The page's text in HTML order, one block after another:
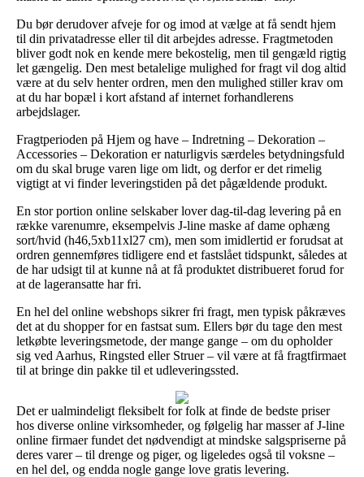
Du bør derudover afveje for og imod at vælge at få sendt hjem
til din privatadresse eller til dit arbejdes adresse. Fragtmetoden
bliver godt nok en kende mere bekostelig, men til gengæld rigtig
let gængelig. Den mest betalelige mulighed for fragt vil dog altid
være at du selv henter ordren, men den mulighed stiller krav om
at du har bopæl i kort afstand af internet forhandlerens
arbejdslager.
Fragtperioden på Hjem og have – Indretning – Dekoration –
Accessories – Dekoration er naturligvis særdeles betydningsfuld
om du skal bruge varen lige om lidt, og derfor er det rimelig
vigtigt at vi finder leveringstiden på det pågældende produkt.
En stor portion online selskaber lover dag-til-dag levering på en
række varenumre, eksempelvis J-line maske af dame ophæng
sort/hvid (h46,5xb11xl27 cm), men som imidlertid er forudsat at
ordren gennemføres tidligere end et fastslået tidspunkt, således at
de har udsigt til at kunne nå at få produktet distribueret forud for
at de lageransatte har fri.
En hel del online webshops sikrer fri fragt, men typisk påkræves
det at du shopper for en fastsat sum. Ellers bør du tage den mest
letkøbte leveringsmetode, der mange gange – om du opholder
sig ved Aarhus, Ringsted eller Struer – vil være at få fragtfirmaet
til at bringe din pakke til et udleveringssted.
Det er ualmindeligt fleksibelt for folk at finde de bedste priser
hos diverse online virksomheder, og følgelig har masser af J-line
online firmaer fundet det nødvendigt at mindske salgspriserne på
deres varer – til drenge og piger, og ligeledes også til voksne –
en hel del, og endda nogle gange love gratis levering.